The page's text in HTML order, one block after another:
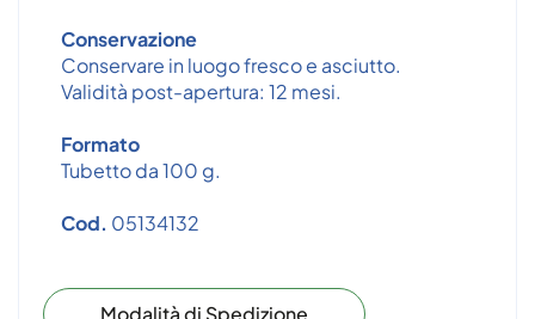
Conservazione
Conservare in luogo fresco e asciutto.
Validità post-apertura: 12 mesi.
Formato
Tubetto da 100 g.
Cod. 05134132
Modalità di Spedizione